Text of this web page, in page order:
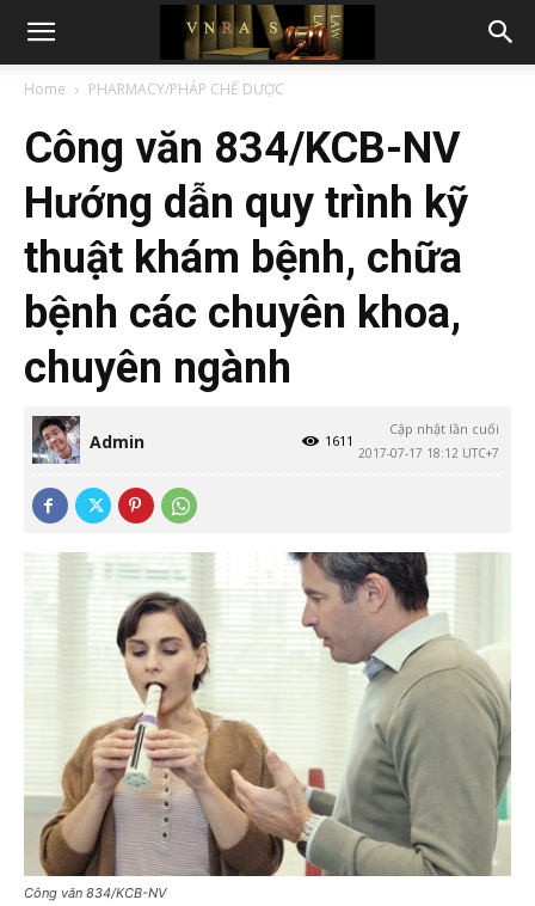
Home PHARMACY/PHÁP CHẾ DƯỢC
Công văn 834/KCB-NV
Hướng dẫn quy trình kỹ
thuật khám bệnh, chữa
bệnh các chuyên khoa,
chuyên ngành
Admin
Cập nhật lần cuối
2017-07-17 18:12 UTC+7
1611
Công văn 834/KCB-NV